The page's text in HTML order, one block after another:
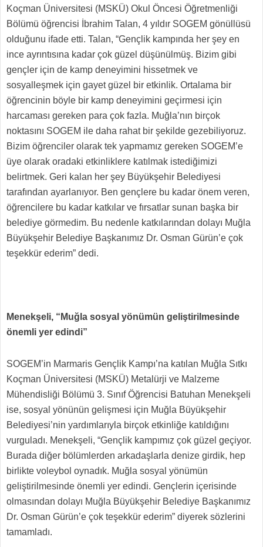
Koçman Üniversitesi (MSKÜ) Okul Öncesi Öğretmenliği
Bölümü öğrencisi İbrahim Talan, 4 yıldır SOGEM gönüllüsü
olduğunu ifade etti. Talan, “Gençlik kampında her şey en
ince ayrıntısına kadar çok güzel düşünülmüş. Bizim gibi
gençler için de kamp deneyimini hissetmek ve
sosyalleşmek için gayet güzel bir etkinlik. Ortalama bir
öğrencinin böyle bir kamp deneyimini geçirmesi için
harcaması gereken para çok fazla. Muğla’nın birçok
noktasını SOGEM ile daha rahat bir şekilde gezebiliyoruz.
Bizim öğrenciler olarak tek yapmamız gereken SOGEM’e
üye olarak oradaki etkinliklere katılmak istediğimizi
belirtmek. Geri kalan her şey Büyükşehir Belediyesi
tarafından ayarlanıyor. Ben gençlere bu kadar önem veren,
öğrencilere bu kadar katkılar ve fırsatlar sunan başka bir
belediye görmedim. Bu nedenle katkılarından dolayı Muğla
Büyükşehir Belediye Başkanımız Dr. Osman Gürün’e çok
teşekkür ederim” dedi.
Menekşeli, “Muğla sosyal yönümün geliştirilmesinde
önemli yer edindi”
SOGEM’in Marmaris Gençlik Kampı’na katılan Muğla Sıtkı
Koçman Üniversitesi (MSKÜ) Metalürji ve Malzeme
Mühendisliği Bölümü 3. Sınıf Öğrencisi Batuhan Menekşeli
ise, sosyal yönünün gelişmesi için Muğla Büyükşehir
Belediyesi’nin yardımlarıyla birçok etkinliğe katıldığını
vurguladı. Menekşeli, “Gençlik kampımız çok güzel geçiyor.
Burada diğer bölümlerden arkadaşlarla denize girdik, hep
birlikte voleybol oynadık. Muğla sosyal yönümün
geliştirilmesinde önemli yer edindi. Gençlerin içerisinde
olmasından dolayı Muğla Büyükşehir Belediye Başkanımız
Dr. Osman Gürün’e çok teşekkür ederim” diyerek sözlerini
tamamladı.